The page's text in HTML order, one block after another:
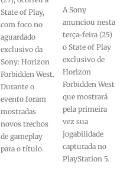
State of Play,
com foco no
aguardado
exclusivo da
Sony: Horizon
Forbidden West.
Durante o
evento foram
mostradas
novos trechos
de gameplay
para o título.
A Sony
anunciou nesta
terça-feira (25)
o State of Play
exclusivo de
Horizon
Forbidden West
que mostrará
pela primeira
vez sua
jogabilidade
capturada no
PlayStation 5.